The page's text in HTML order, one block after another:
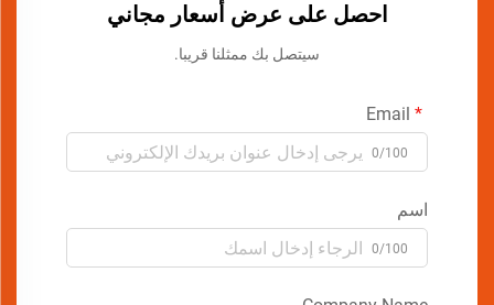
احصل على عرض أسعار مجاني
سيتصل بك ممثلنا قريبا.
0/100
اسم
0/100